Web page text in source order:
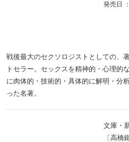
発売日
戦後最大のセクソロジストとしての、
トセラー。セックスを精神的・心理的
に肉体的・技術的・具体的に解明・分
った名著。
文庫・
〔高橋